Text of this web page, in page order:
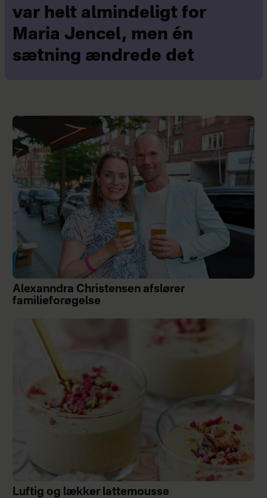
var helt almindeligt for
Maria Jencel, men én
sætning ændrede det
Alexanndra Christensen afslører
familieforøgelse
Luftig og lækker lattemousse